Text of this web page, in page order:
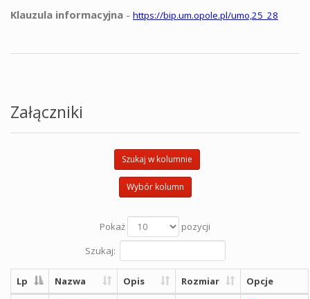
Klauzula informacyjna - https://bip.um.opole.pl/umo,25_28
Załączniki
Szukaj w kolumnie
Wybór kolumn
Pokaż
pozycji
Szukaj:
Lp Nazwa Opis Rozmiar Opcje